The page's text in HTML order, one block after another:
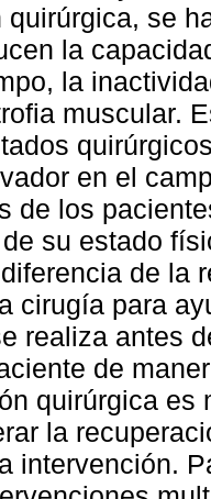
quirúrgica, se
la
la
muscular.
en el
de los
su estado
de la
cirugía para
realiza antes
de
quirúrgica
la
intervención.